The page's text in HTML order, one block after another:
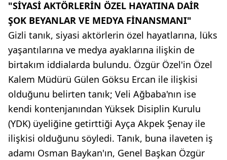
"SİYASİ AKTÖRLERİN ÖZEL HAYATINA DAİR
ŞOK BEYANLAR VE MEDYA FİNANSMANI"
Gizli tanık, siyasi aktörlerin özel hayatlarına, lüks
yaşantılarına ve medya ayaklarına ilişkin de
birtakım iddialarda bulundu. Özgür Özel'in Özel
Kalem Müdürü Gülen Göksu Ercan ile ilişkisi
olduğunu belirten tanık; Veli Ağbaba'nın ise
kendi kontenjanından Yüksek Disiplin Kurulu
(YDK) üyeliğine getirttiği Ayça Akpek Şenay ile
ilişkisi olduğunu söyledi. Tanık, buna ilaveten iş
adamı Osman Baykan'ın, Genel Başkan Özgür